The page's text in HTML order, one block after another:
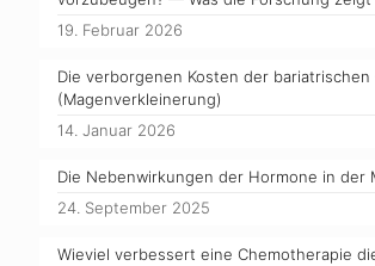
19. Februar 2026
Die verborgenen Kosten der bariatrischen
(Magenverkleinerung)
14. Januar 2026
Die Nebenwirkungen der Hormone in der
24. September 2025
Wieviel verbessert eine Chemotherapie